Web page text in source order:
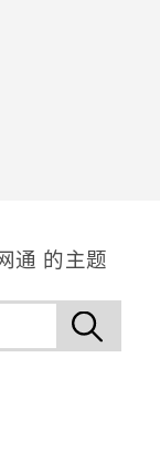
通 的主题